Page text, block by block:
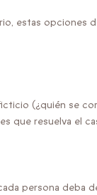
estas opciones
(¿quién se
que resuelva el
persona deba